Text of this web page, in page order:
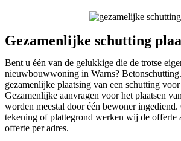
Gezamenlijke schutting
Bent u één van de gelukkige die de trotse
nieuwbouwwoning in Warns?
gezamenlijke plaatsing van een schutting
Gezamenlijke aanvragen voor het plaatsen
worden meestal door één bewoner ingediend.
tekening of plattegrond werken wij de offerte
offerte per adres.